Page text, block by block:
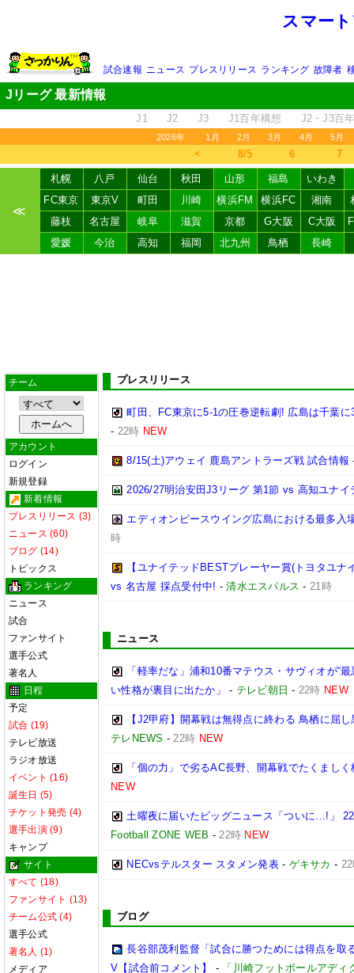
スマー
試合速報 ニュース プレスリリース ランキング 故障者
Jリーグ 最新情報
J1 J2 J3 J1百年構想 J2・J3百
2026年 1月 2月 3月 4月 5月
＜ 8/5 6 7
≪
札幌 八戸 仙台 秋田 山形 福島
いわき
FC東京
東京V 町田 川崎 横浜FM 横浜FC 湘南
藤枝
名古屋 岐阜 滋賀 京都 G大阪 C大阪
愛媛
今治 高知 福岡 北九州 鳥栖 長崎
チーム
アカウント
ログイン
新規登録
新着情報
プレスリリース (3)
ニュース (60)
ブログ (14)
トピックス
ランキング
ニュース
試合
ファンサイト
選手公式
著名人
日程
予定
試合 (19)
テレビ放送
ラジオ放送
イベント (16)
誕生日 (5)
チケット発売 (4)
選手出演 (9)
キャンプ
サイト
すべて (18)
ファンサイト (13)
チーム公式 (4)
選手公式
著名人 (1)
メディア
プレスリリース
町田、FC東京に5-1の圧巻逆転劇! 広島は千葉
- 22時 NEW
8/15(土)アウェイ 鹿島アントラーズ戦 試合情報
2026/27明治安田J3リーグ 第1節 vs 高知ユナイ
エディオンピースウイング広島における最多入
時
【ユナイテッドBESTプレーヤー賞(トヨタユ
vs 名古屋 採点受付中! -清水エスパルス - 21時
ニュース
「軽率だな」浦和10番マテウス・サヴィオが“
い性格が裏目に出たか」
- テレビ朝日 - 22時 NEW
【J2甲府】開幕戦は無得点に終わる 鳥栖に屈
テレNEWS -22時 NEW
「個の力」で劣るAC長野、開幕戦でたくまし
NEW
土曜夜に届いたビッグニュース「ついに…!」
Football ZONE WEB -22時 NEW
NECvsテルスター スタメン発表- ゲキサカ -
ブログ
長谷部茂利監督「試合に勝つためには得点を
V【試合前コメント】
- 「川崎フットボールアディ